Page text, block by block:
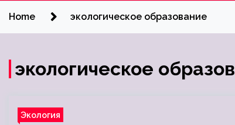
Home экологическое образование
экологическое
Экология